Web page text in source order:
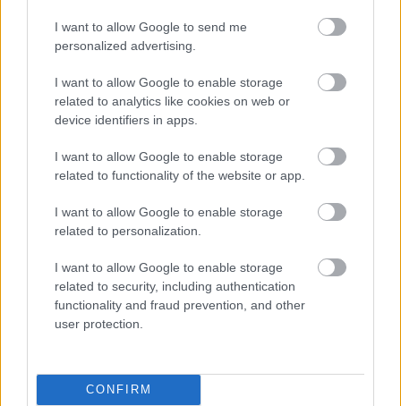
I want to allow Google to send me
personalized advertising.
I want to allow Google to enable storage
related to analytics like cookies on web or
device identifiers in apps.
I want to allow Google to enable storage
related to functionality of the website or app.
I want to allow Google to enable storage
related to personalization.
I want to allow Google to enable storage
related to security, including authentication
functionality and fraud prevention, and other
user protection.
CONFIRM
MAGYAR TEHETSÉGEK IS A REFLEKTORFÉNYBEN
A BARTÓK VILÁGVERSENYEN
A bejegyzés trackback címe:
https://kulturpart.hu/api/trackback/id/7946382
vonatkozó jogszabályok
értelmében felhasználói tartalomnak
szolgáltatás technikai
üzemeltetője semmilyen felelősséget
nem vállal, azokat nem ellenőrzi. Kifogás esetén forduljon a blog szerkesztőjéhez.
Felhasználási feltételekben adatvédelmi tájékoztatóban
Legolvasottabb
Megdöbbentő fotók a néptelen fővárosról